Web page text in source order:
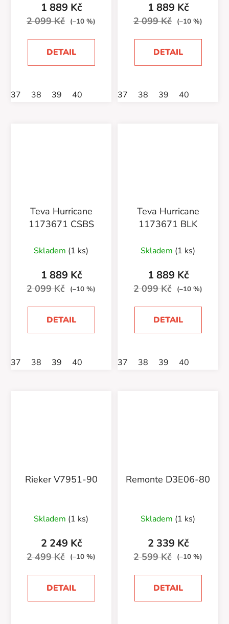
1 889 Kč
2 099 Kč (–10 %)
DETAIL
37 38 39 40
1 889 Kč
2 099 Kč (–10 %)
DETAIL
37 38 39 40
Teva Hurricane
1173671 CSBS
Skladem (1 ks)
1 889 Kč
2 099 Kč (–10 %)
DETAIL
37 38 39 40
Teva Hurricane
1173671 BLK
Skladem (1 ks)
1 889 Kč
2 099 Kč (–10 %)
DETAIL
37 38 39 40
Rieker V7951-90
Skladem (1 ks)
2 249 Kč
2 499 Kč (–10 %)
DETAIL
Remonte D3E06-80
Skladem (1 ks)
2 339 Kč
2 599 Kč (–10 %)
DETAIL